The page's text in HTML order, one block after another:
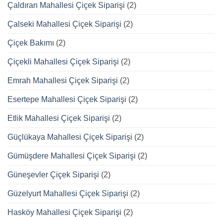
Çaldıran Mahallesi Çiçek Siparişi (2)
Çalseki Mahallesi Çiçek Siparişi (2)
Çiçek Bakımı (2)
Çiçekli Mahallesi Çiçek Siparişi (2)
Emrah Mahallesi Çiçek Siparişi (2)
Esertepe Mahallesi Çiçek Siparişi (2)
Etlik Mahallesi Çiçek Siparişi (2)
Güçlükaya Mahallesi Çiçek Siparişi (2)
Gümüşdere Mahallesi Çiçek Siparişi (2)
Güneşevler Çiçek Siparişi (2)
Güzelyurt Mahallesi Çiçek Siparişi (2)
Hasköy Mahallesi Çiçek Siparişi (2)